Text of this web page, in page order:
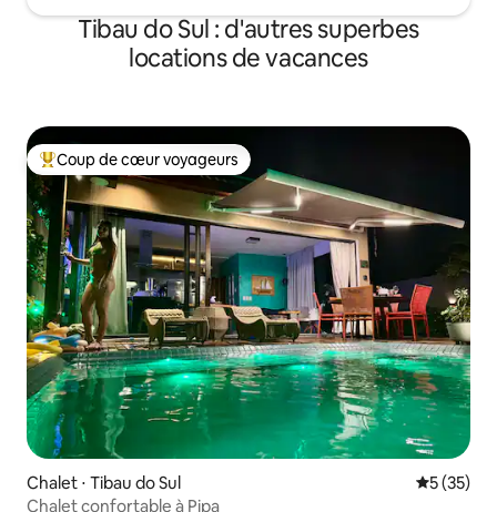
Tibau do Sul : d'autres superbes
locations de vacances
Coups de cœur voyageurs les plus appréciés
Coup de cœur voyageurs
Chalet ⋅ Tibau do Sul
5 (35)
Chalet confortable à Pipa